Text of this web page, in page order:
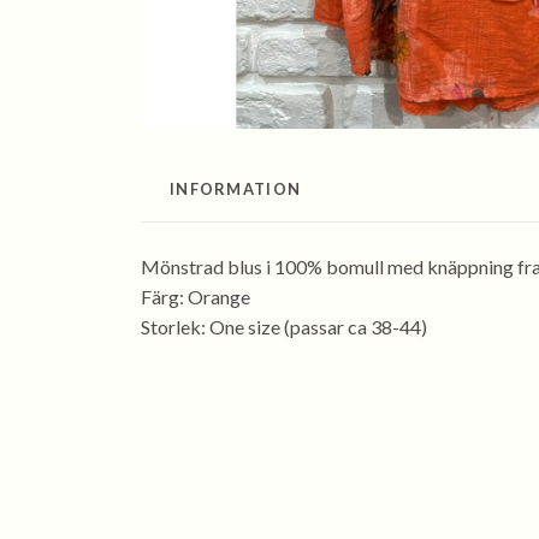
INFORMATION
Mönstrad blus i 100% bomull med knäppning
Färg: Orange
Storlek: One size (passar ca 38-44)